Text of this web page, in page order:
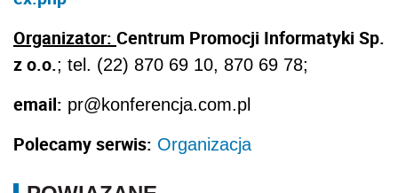
Organizator: Centrum Promocji Informatyki Sp.
z o.o.; tel. (22) 870 69 10, 870 69 78;
email: pr@konferencja.com.pl
Polecamy serwis: Organizacja